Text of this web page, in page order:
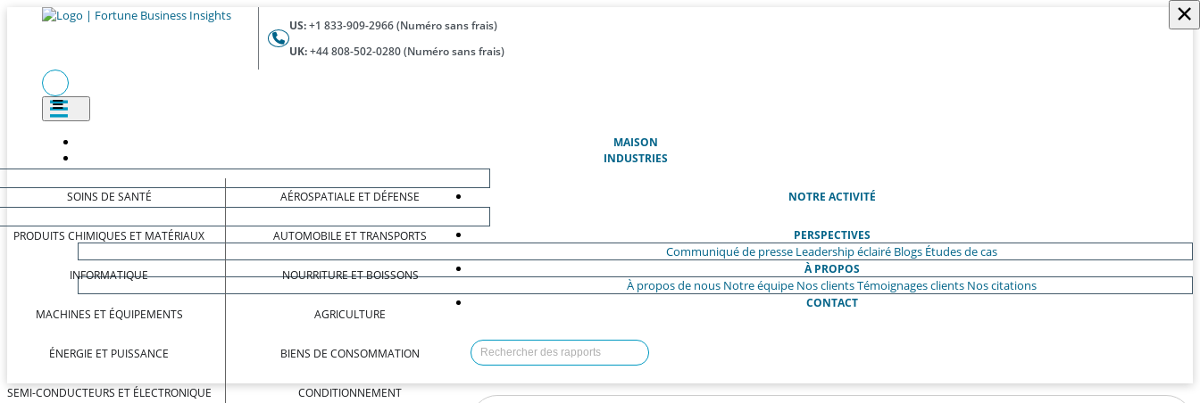
US:+1 833-909-2966 (Numéro sans frais)
UK:+44 808-502-0280 (Numéro sans frais)
MAISON(ACTUEL)
INDUSTRIES
SOINS DE SANTÉ
PRODUITS CHIMIQUES ET MATÉRIAUX
INFORMATIQUE
MACHINES ET ÉQUIPEMENTS
ÉNERGIE ET PUISSANCE
SEMI-CONDUCTEURS ET ÉLECTRONIQUE
AÉROSPATIALE ET DÉFENSE
AUTOMOBILE ET TRANSPORTS
NOURRITURE ET BOISSONS
AGRICULTURE
BIENS DE CONSOMMATION
CONDITIONNEMENT
NOTRE ACTIVITÉ
PERSPECTIVES
Communiqué de presse Leadership éclairé Blogs Études de cas
À PROPOS
À propos de nous Notre équipe Nos clientsTémoignages clients Nos citations
CONTACT
×